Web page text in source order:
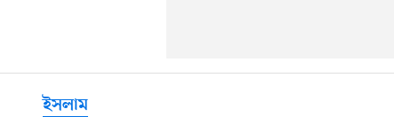
ইসলাম